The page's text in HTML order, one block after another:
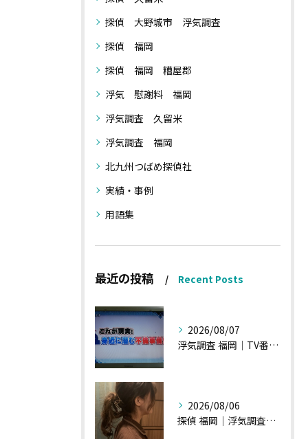
探偵 大野城市 浮気調査
探偵 福岡
探偵 福岡 糟屋郡
浮気 慰謝料 福岡
浮気調査 久留米
浮気調査 福岡
北九州つばめ探偵社
実績・事例
用語集
最近の投稿 Recent Posts
2026/08/07
浮気調査 福岡｜TV番組15分間の特集の時のお話①
2026/08/06
探偵 福岡｜浮気調査の現場から・・・・チハルさん特集